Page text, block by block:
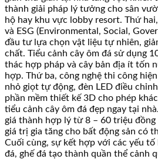
thành giải pháp lý tưởng cho sân
hộ hay khu vực lobby resort. Thứ
và ESG (Environmental, Social,
đầu tư lựa chọn vật liệu tự nhiên,
chất. Tiểu cảnh cây ôm đá sử dụng
thác hợp pháp và cây bản địa ít tốn
hợp. Thứ ba, công nghệ thi công
nhỏ giọt tự động, đèn LED điều
phần mềm thiết kế 3D cho phép
tiểu cảnh cây ôm đá đẹp ngay tại
giá thành hợp lý từ 8 – 60 triệu
giá trị gia tăng cho bất động sản có
Cuối cùng, sự kết hợp với các yếu tố
đá, ghế đá tạo thành quần thể cảnh